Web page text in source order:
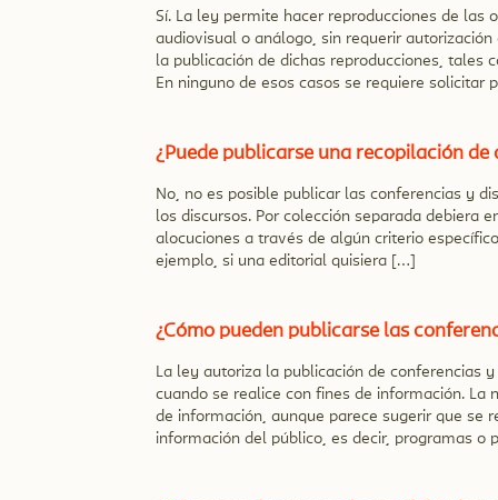
Sí. La ley permite hacer reproducciones de las
audiovisual o análogo, sin requerir
la publicación de dichas reproducciones, tales
En ninguno de esos casos se requiere solicitar
¿Puede publicarse una recopilación de
No, no es posible publicar las conferencias y
los discursos. Por colección separada debiera
alocuciones a través de algún criterio
ejemplo, si una editorial quisiera […]
¿Cómo pueden publicarse las
La ley autoriza la publicación de conferencias
cuando se realice con fines de información.
de información, aunque parece sugerir que se
información del público, es decir, programas o